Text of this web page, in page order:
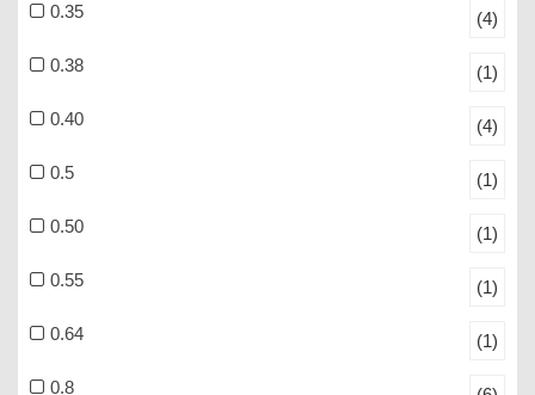
0.35 (4)
0.38 (1)
0.40 (4)
0.5 (1)
0.50 (1)
0.55 (1)
0.64 (1)
0.8